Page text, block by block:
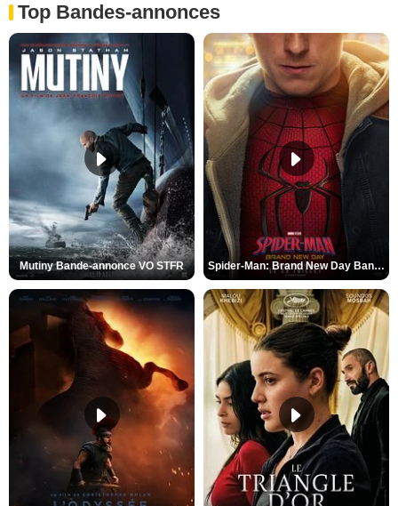
Top Bandes-annonces
Mutiny Bande-annonce VO STFR Spider-Man: Brand New Day Bande-annonce VO STFR